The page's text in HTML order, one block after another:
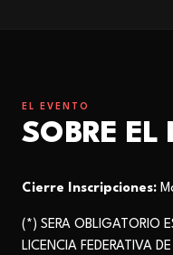
EL EVENTO
SOBRE EL
Cierre Inscripciones:
(*) SERA OBLIGATORIO
LICENCIA FEDERATIVA